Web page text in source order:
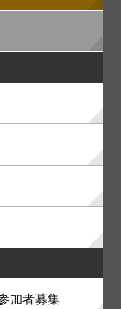
加者募集